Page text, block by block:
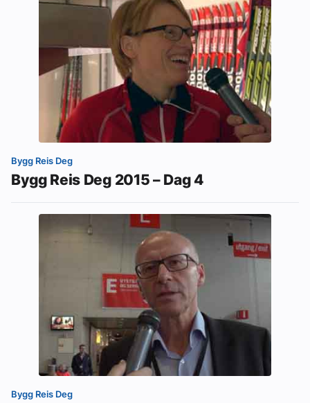
Bygg Reis Deg
Bygg Reis Deg 2015 – Dag 4
Bygg Reis Deg